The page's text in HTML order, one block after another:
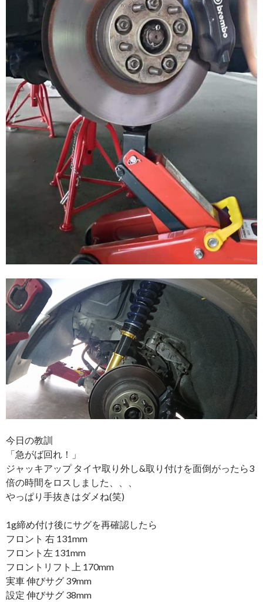
今日の教訓
「急がば回れ！」
ジャッキアップ タイヤ取り外し&取り付けを面倒がったら3
倍の時間をロスしました、、、
やっぱり手抜きはダメね(笑)
1g締め付け後にサグを再確認したら
フロント 右 131mm
フロント左 131mm
フロントリフト上 170mm
実車 伸びサグ 39mm
設定 伸びサグ 38mm